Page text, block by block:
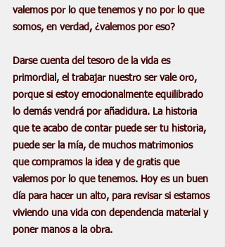
valemos por lo que tenemos y no por lo que
somos, en verdad, ¿valemos por eso?
Darse cuenta del tesoro de la vida es
primordial, el trabajar nuestro ser vale oro,
porque si estoy emocionalmente equilibrado
lo demás vendrá por añadidura. La historia
que te acabo de contar puede ser tu historia,
puede ser la mía, de muchos matrimonios
que compramos la idea y de gratis que
valemos por lo que tenemos. Hoy es un buen
día para hacer un alto, para revisar si estamos
viviendo una vida con dependencia material y
poner manos a la obra.